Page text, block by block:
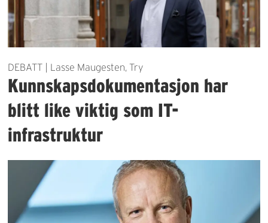
DEBATT | Lasse Maugesten, Try
Kunnskapsdokumentasjon har
blitt like viktig som IT-
infrastruktur